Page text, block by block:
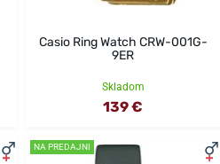
Casio Ring Watch CRW-001G-
9ER
Skladom
139 €
NA PREDAJNI